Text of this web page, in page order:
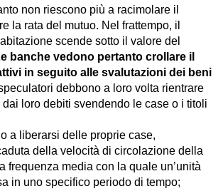
non riescono più a racimolare il
la rata del mutuo. Nel frattempo, il
scende sotto il valore del
e banche vedono pertanto crollare il
in seguito alle svalutazioni dei beni
debbono a loro volta rientrare
loro debiti svendendo le case o i titoli
a liberarsi delle proprie case,
della velocità di circolazione della
frequenza media con la quale un’unità
in uno specifico periodo di tempo;